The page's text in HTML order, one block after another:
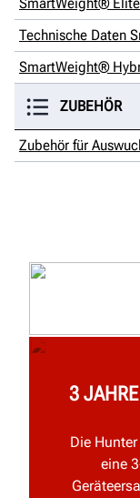
Technische Daten
SmartWeight®
ZUBEHÖR
Zubehör für
3
Die
eine